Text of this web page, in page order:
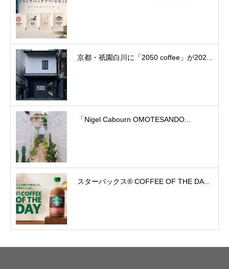
京都・祇園白川に「2050 coffee」が202...
「Nigel Cabourn OMOTESANDO...
スターバックス® COFFEE OF THE DA...